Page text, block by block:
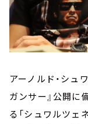
アーノルド・シュ
ガンサー』公開に
る「シュワルツェ